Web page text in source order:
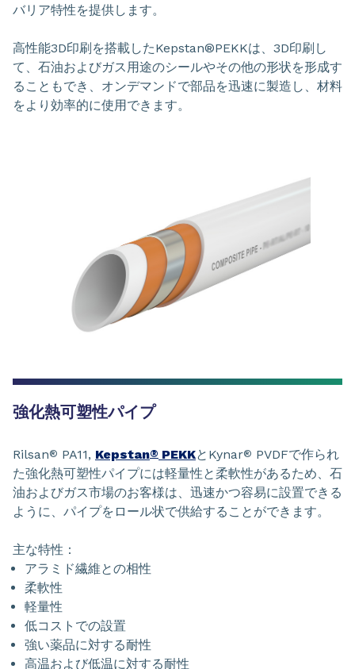
バリア特性を提供します。
高性能3D印刷を搭載したKepstan®PEKKは、3D印刷し
て、石油およびガス用途のシールやその他の形状を形成す
ることもでき、オンデマンドで部品を迅速に製造し、材料
をより効率的に使用できます。
強化熱可塑性パイプ
Rilsan® PA11, Kepstan® PEKKとKynar® PVDFで作られ
た強化熱可塑性パイプには軽量性と柔軟性があるため、石
油およびガス市場のお客様は、迅速かつ容易に設置できる
ように、パイプをロール状で供給することができます。
主な特性：
アラミド繊維との相性
柔軟性
軽量性
低コストでの設置
強い薬品に対する耐性
高温および低温に対する耐性